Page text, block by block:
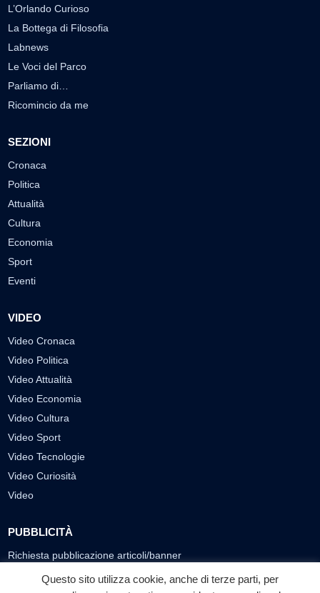
L’Orlando Curioso
La Bottega di Filosofia
Labnews
Le Voci del Parco
Parliamo di…
Ricomincio da me
SEZIONI
Cronaca
Politica
Attualità
Cultura
Economia
Sport
Eventi
VIDEO
Video Cronaca
Video Politica
Video Attualità
Video Economia
Video Cultura
Video Sport
Video Tecnologie
Video Curiosità
Video
PUBBLICITÀ
Richiesta pubblicazione articoli/banner
SEGUICI SUI SOCIAL
Questo sito utilizza cookie, anche di terze parti, per